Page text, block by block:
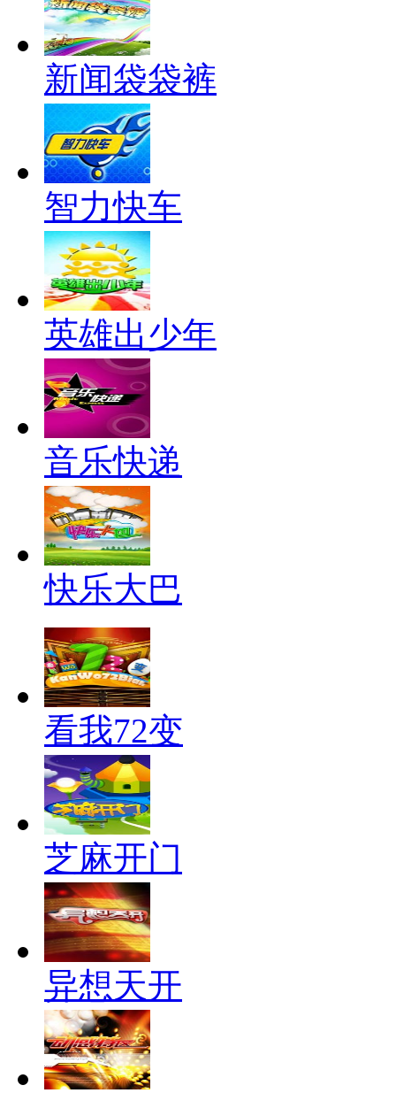
新闻袋袋裤
智力快车
英雄出少年
音乐快递
快乐大巴
看我72变
芝麻开门
异想天开